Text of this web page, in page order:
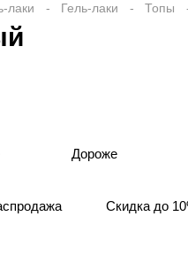
лаки Гель-лаки Топы
Дороже
Скидка до